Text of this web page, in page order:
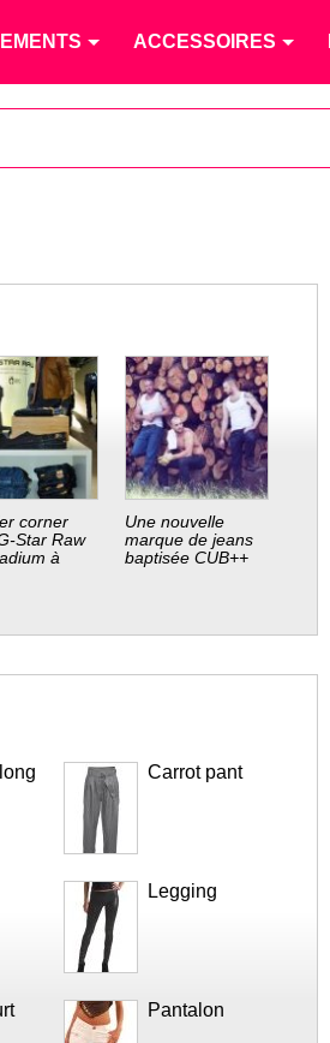
ACCESSOIRES
corner
Star Raw
à
Une nouvelle
marque de jeans
baptisée CUB++
Carrot pant
Legging
Pantalon